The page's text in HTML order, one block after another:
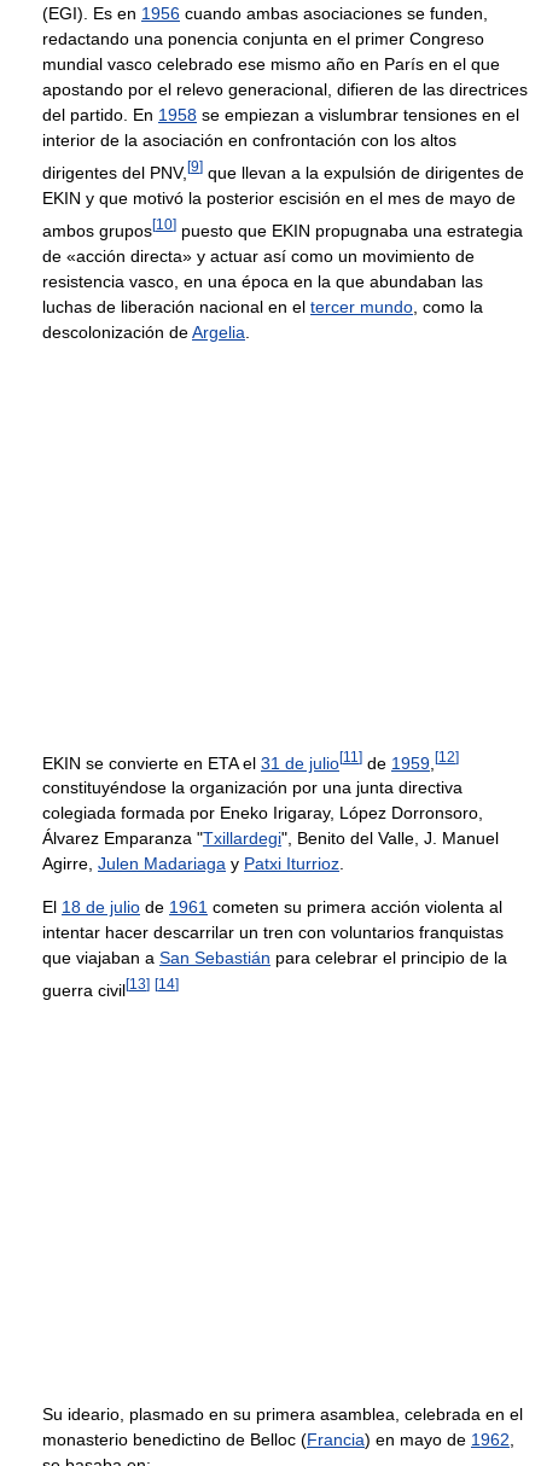
(EGI). Es en 1956 cuando ambas asociaciones se funden,
redactando una ponencia conjunta en el primer Congreso
mundial vasco celebrado ese mismo año en París en el que
apostando por el relevo generacional, difieren de las directrices
del partido. En 1958 se empiezan a vislumbrar tensiones en el
interior de la asociación en confrontación con los altos
dirigentes del PNV, [9] que llevan a la expulsión de dirigentes de
EKIN y que motivó la posterior escisión en el mes de mayo de
ambos grupos[10] puesto que EKIN propugnaba una estrategia
de «acción directa» y actuar así como un movimiento de
resistencia vasco, en una época en la que abundaban las
luchas de liberación nacional en el tercer mundo , como la
descolonización deArgelia
EKIN se convierte en ETA el 31 de julio[11 ] de 1959 [12]
constituyéndose la organización por una junta directiva
colegiada formada por Eneko Irigaray, López Dorronsoro,
Álvarez Emparanza "Txillardegi", Benito del Valle, J. Manuel
Agirre, Julen Madariaga y Patxi Iturrioz.
El 18 de julio de 1961 cometen su primera acción violenta al
intentar hacer descarrilar un tren con voluntarios franquistas
que viajaban a San Sebastián para celebrar el principio de la
guerra civil[13] [14]
Su ideario, plasmado en su primera asamblea, celebrada en el
monasterio benedictino de Belloc (Francia) en mayo de 1962